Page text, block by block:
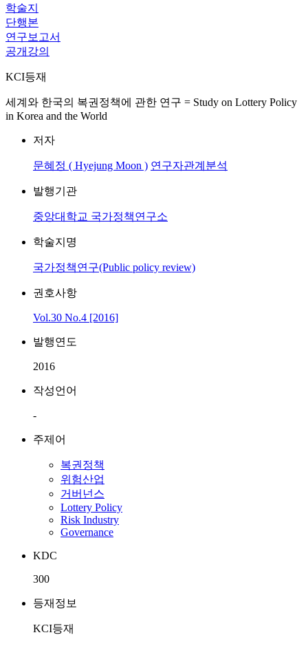
학술지
단행본
연구보고서
공개강의
KCI등재
세계와 한국의 복권정책에 관한 연구 = Study on Lottery Policy
in Korea and the World
저자
문혜정 ( Hyejung Moon ) 연구자관계분석
발행기관
중앙대학교 국가정책연구소
학술지명
국가정책연구(Public policy review)
권호사항
Vol.30 No.4 [2016]
발행연도
2016
작성언어
-
주제어
복권정책
위험산업
거버넌스
Lottery Policy
Risk Industry
Governance
KDC
300
등재정보
KCI등재